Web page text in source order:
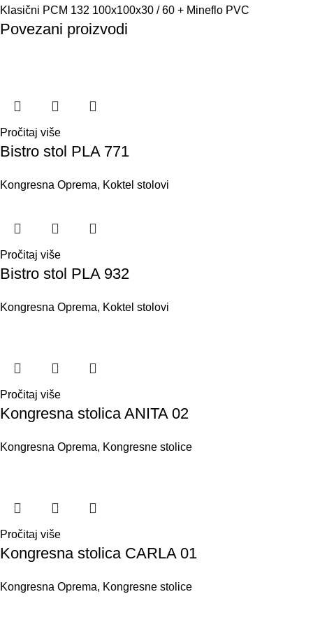
Klasični PCM 132 100x100x30 / 60 + Mineflo PVC
Povezani proizvodi
Pročitaj više
Bistro stol PLA 771
Kongresna Oprema, Koktel stolovi
Pročitaj više
Bistro stol PLA 932
Kongresna Oprema, Koktel stolovi
Pročitaj više
Kongresna stolica ANITA 02
Kongresna Oprema, Kongresne stolice
Pročitaj više
Kongresna stolica CARLA 01
Kongresna Oprema, Kongresne stolice